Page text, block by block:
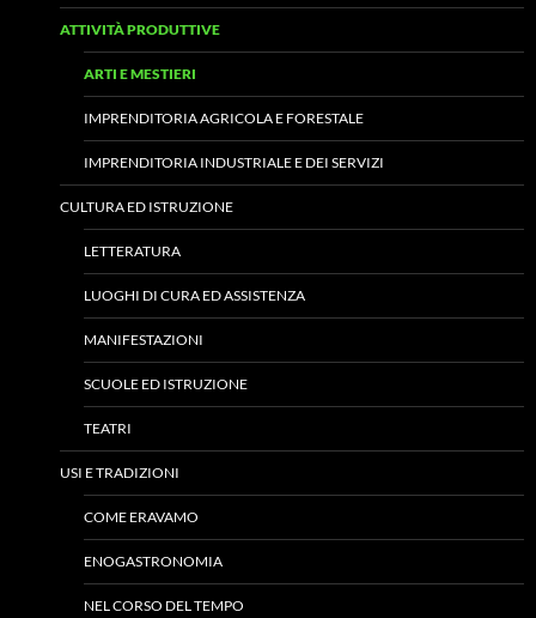
ATTIVITÀ PRODUTTIVE
ARTI E MESTIERI
IMPRENDITORIA AGRICOLA E FORESTALE
IMPRENDITORIA INDUSTRIALE E DEI SERVIZI
CULTURA ED ISTRUZIONE
LETTERATURA
LUOGHI DI CURA ED ASSISTENZA
MANIFESTAZIONI
SCUOLE ED ISTRUZIONE
TEATRI
USI E TRADIZIONI
COME ERAVAMO
ENOGASTRONOMIA
NEL CORSO DEL TEMPO